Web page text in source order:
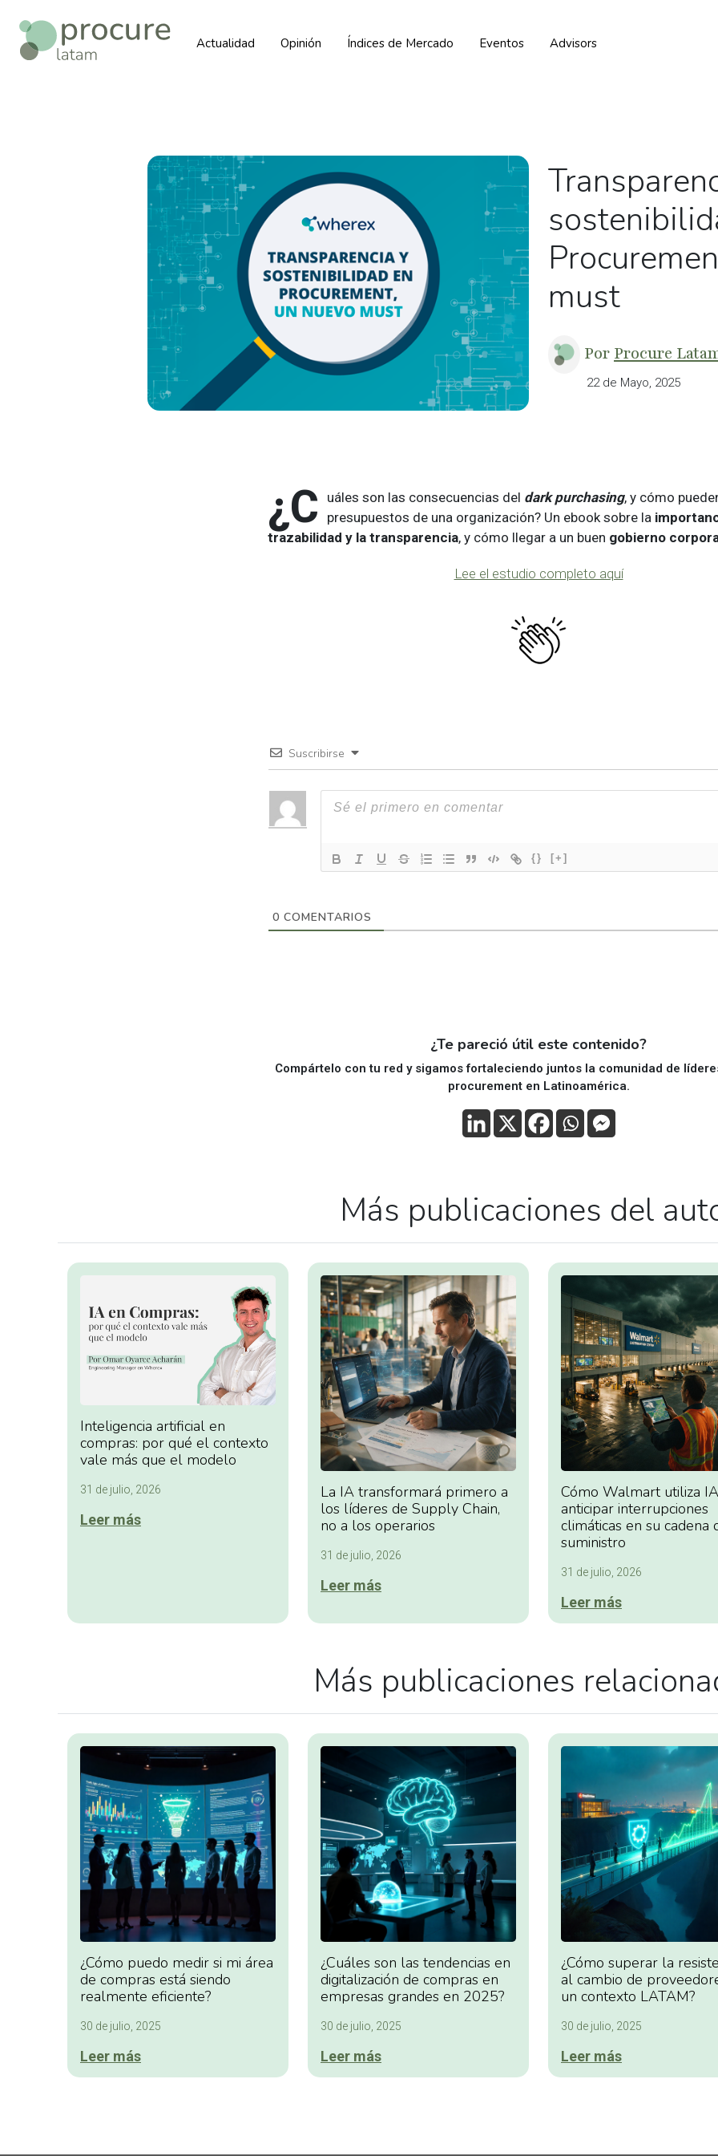
Actualidad Opinión Índices de Mercado Eventos Advisors
must
Por Procure
22 de Mayo, 2025
¿C uáles son las consecuencias del dark purchasing, y cómo
presupuestos de una organización? Un ebook sobre la
trazabilidad y la transparencia, y cómo llegar a un buen gobierno
Lee el estudio completo aquí
Suscribirse
{} [+]
0 COMENTARIOS
¿Te pareció útil este contenido?
Compártelo con tu red y sigamos fortaleciendo juntos la comunidad de
procurement en Latinoamérica.
Más publicaciones del
Inteligencia artificial en
compras: por qué el contexto
vale más que el modelo
31 de julio, 2026
Leer más
La IA transformará primero a
los líderes de Supply Chain,
no a los operarios
31 de julio, 2026
Leer más
Cómo Walmart utiliza
anticipar interrupciones
climáticas en su cadena
suministro
31 de julio, 2026
Leer más
Más publicaciones
¿Cómo puedo medir si mi área
de compras está siendo
realmente eficiente?
30 de julio, 2025
Leer más
¿Cuáles son las tendencias en
digitalización de compras en
empresas grandes en 2025?
30 de julio, 2025
Leer más
¿Cómo superar la
al cambio de
un contexto LATAM?
30 de julio, 2025
Leer más